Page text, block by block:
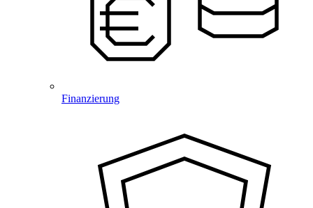
Finanzierung